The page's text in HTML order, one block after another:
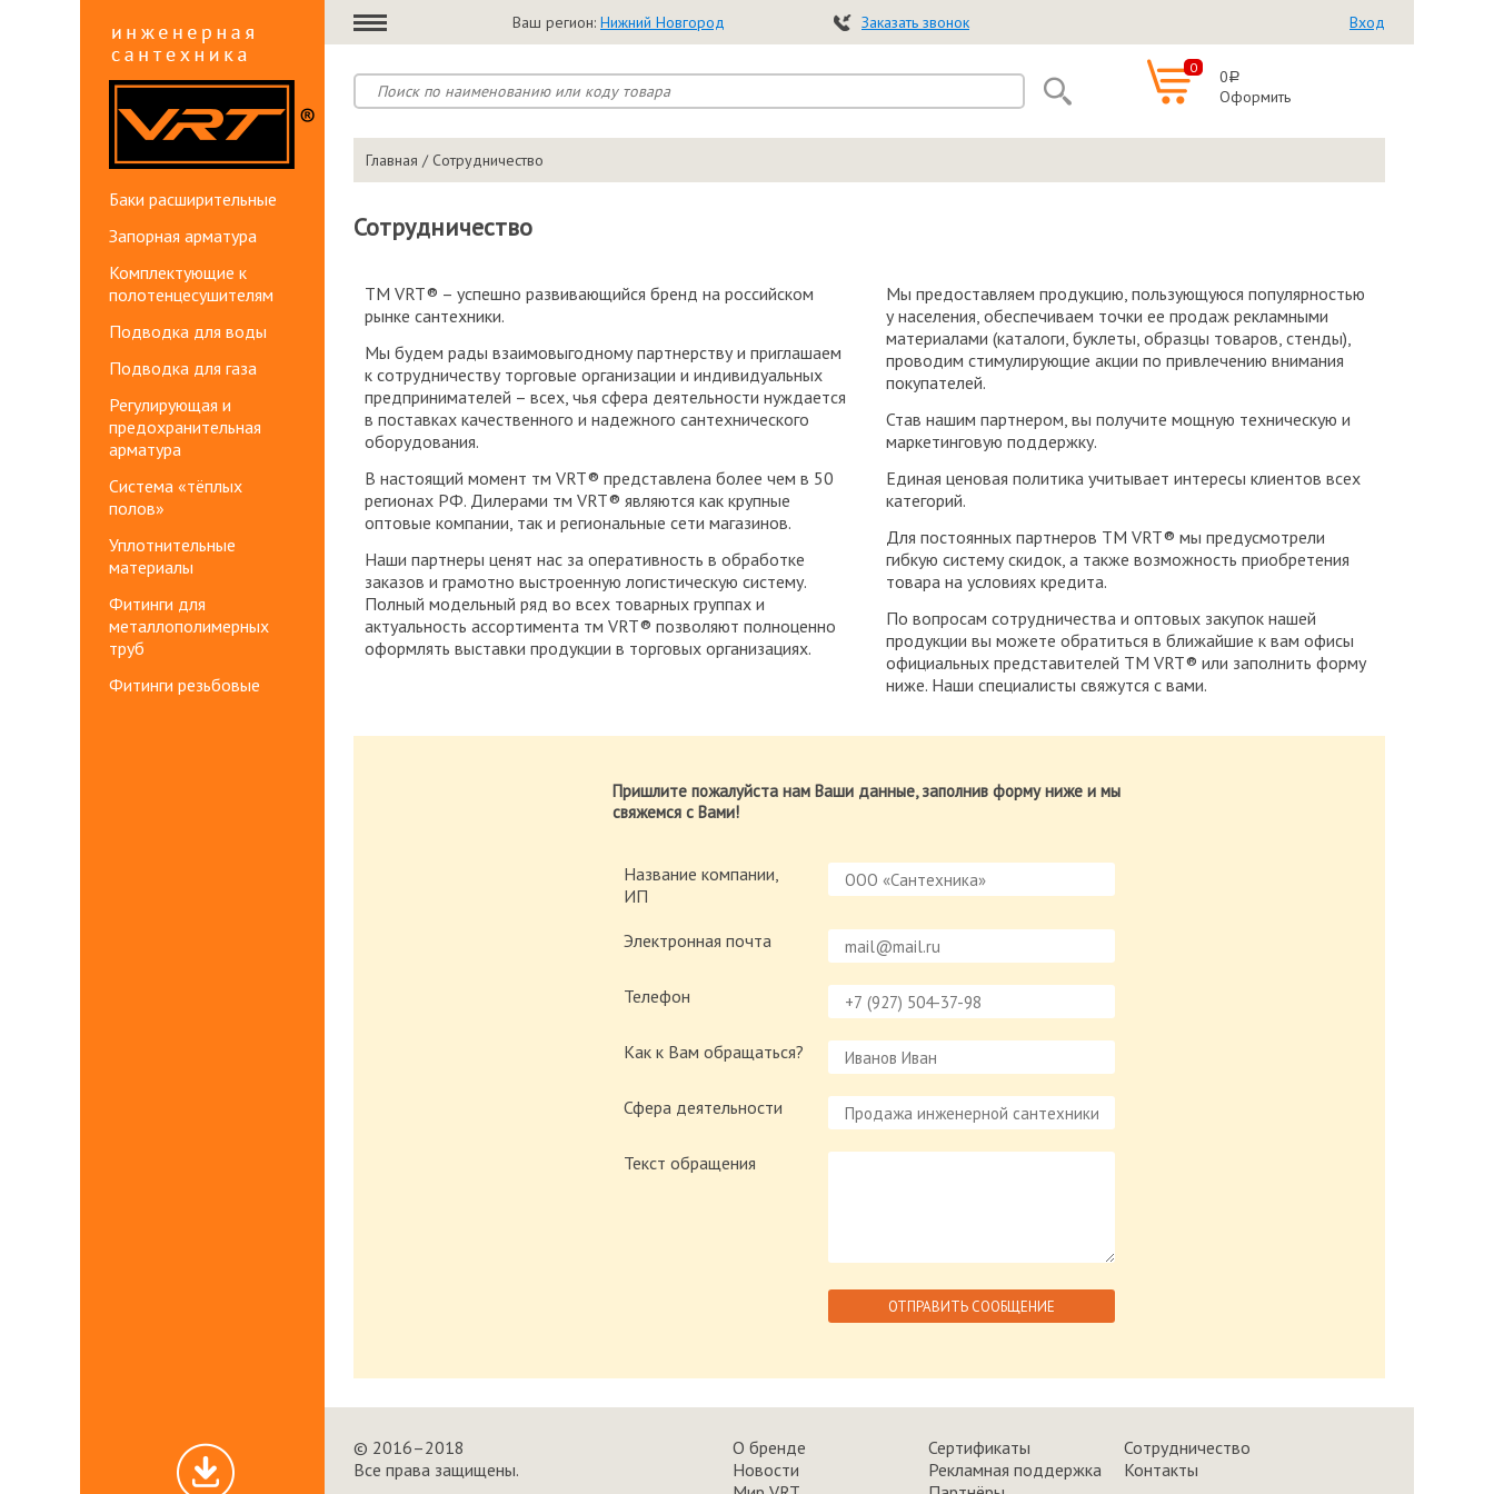
Баки расширительные
Запорная арматура
Комплектующие к
полотенцесушителям
Подводка для воды
Подводка для газа
Регулирующая и
предохранительная
арматура
Система «тёплых
полов»
Уплотнительные
материалы
Фитинги для
металлополимерных
труб
Фитинги резьбовые
Ваш регион: Нижний Новгород Заказать звонок Вход
0 0a
Оформить
Главная / Сотрудничество
Сотрудничество
ТМ VRT® – успешно развивающийся бренд на российском
рынке сантехники.
Мы будем рады взаимовыгодному партнерству и приглашаем
к сотрудничеству торговые организации и индивидуальных
предпринимателей – всех, чья сфера деятельности нуждается
в поставках качественного и надежного сантехнического
оборудования.
В настоящий момент тм VRT® представлена более чем в 50
регионах РФ. Дилерами тм VRT® являются как крупные
оптовые компании, так и региональные сети магазинов.
Наши партнеры ценят нас за оперативность в обработке
заказов и грамотно выстроенную логистическую систему.
Полный модельный ряд во всех товарных группах и
актуальность ассортимента тм VRT® позволяют полноценно
оформлять выставки продукции в торговых организациях.
Мы предоставляем продукцию, пользующуюся популярностью
у населения, обеспечиваем точки ее продаж рекламными
материалами (каталоги, буклеты, образцы товаров, стенды),
проводим стимулирующие акции по привлечению внимания
покупателей.
Став нашим партнером, вы получите мощную техническую и
маркетинговую поддержку.
Единая ценовая политика учитывает интересы клиентов всех
категорий.
Для постоянных партнеров ТМ VRT® мы предусмотрели
гибкую систему скидок, а также возможность приобретения
товара на условиях кредита.
По вопросам сотрудничества и оптовых закупок нашей
продукции вы можете обратиться в ближайшие к вам офисы
официальных представителей ТМ VRT® или заполнить форму
ниже. Наши специалисты свяжутся с вами.
Пришлите пожалуйста нам Ваши данные, заполнив форму ниже и мы
свяжемся с Вами!
Название компании,
ИП
Электронная почта
Телефон
Как к Вам обращаться?
Сфера деятельности
Текст обращения
© 2016–2018
Все права защищены.
О бренде Сертификаты
Сотрудничество
Новости
Рекламная поддержка
Контакты